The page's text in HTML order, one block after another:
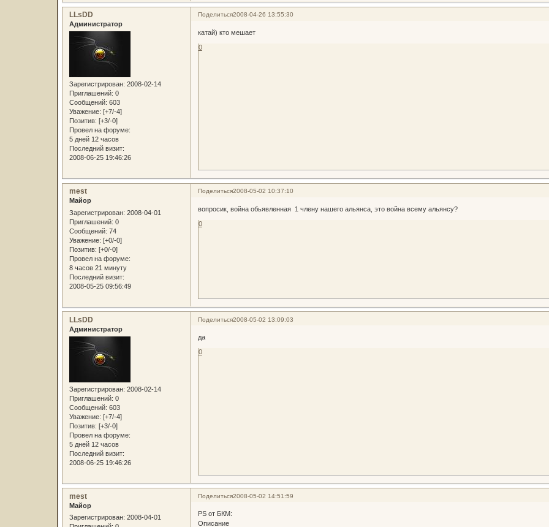
Поделиться2008-04-26 13:55:30
LLsDD
Администратор
Зарегистрирован: 2008-02-14
Приглашений: 0
Сообщений: 603
Уважение: [+7/-4]
Позитив: [+3/-0]
Провел на форуме:
5 дней 12 часов
Последний визит:
2008-06-25 19:46:26
катай) кто мешает
0
Поделиться2008-05-02 10:37:10
mest
Майор
Зарегистрирован: 2008-04-01
Приглашений: 0
Сообщений: 74
Уважение: [+0/-0]
Позитив: [+0/-0]
Провел на форуме:
8 часов 21 минуту
Последний визит:
2008-05-25 09:56:49
вопросик, война обьявленная 1 члену нашего альянса, это война всему альянсу?
0
Поделиться2008-05-02 13:09:03
LLsDD
Администратор
Зарегистрирован: 2008-02-14
Приглашений: 0
Сообщений: 603
Уважение: [+7/-4]
Позитив: [+3/-0]
Провел на форуме:
5 дней 12 часов
Последний визит:
2008-06-25 19:46:26
да
0
Поделиться2008-05-02 14:51:59
mest
Майор
Зарегистрирован: 2008-04-01
PS от БКМ:
Описание